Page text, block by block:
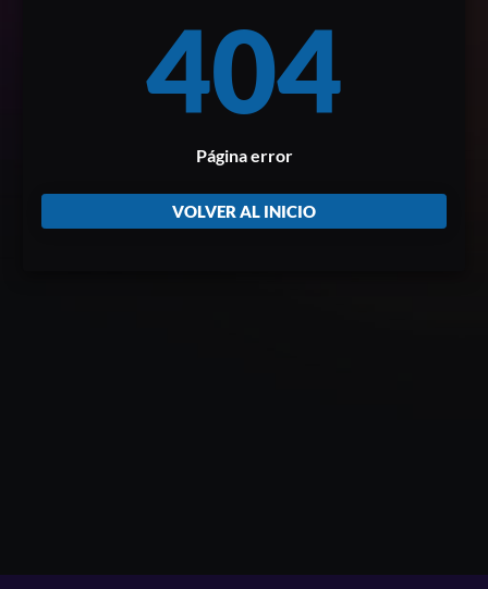
404
Página error
VOLVER AL INICIO